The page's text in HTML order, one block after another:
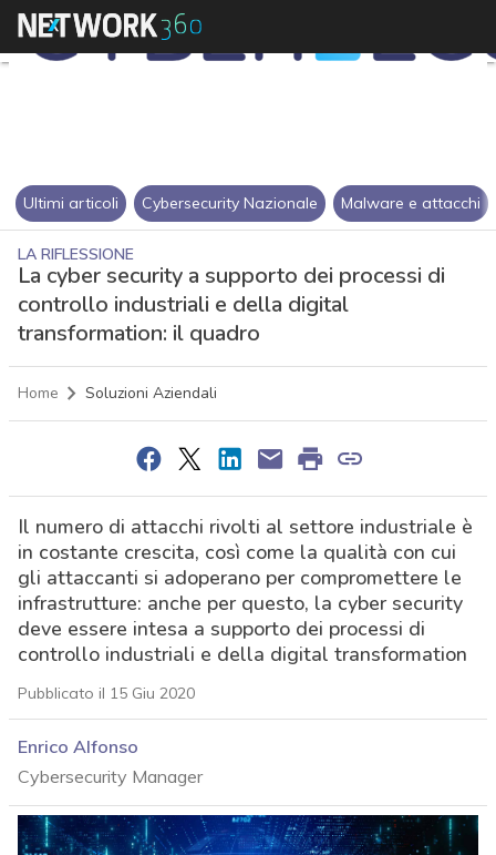
Ultimi articoli Cybersecurity Nazionale Malware e attacchi
LA RIFLESSIONE
La cyber security a supporto dei processi di
controllo industriali e della digital
transformation: il quadro
Home Soluzioni Aziendali
Il numero di attacchi rivolti al settore industriale è
in costante crescita, così come la qualità con cui
gli attaccanti si adoperano per compromettere le
infrastrutture: anche per questo, la cyber security
deve essere intesa a supporto dei processi di
controllo industriali e della digital transformation
Pubblicato il 15 Giu 2020
Enrico Alfonso
Cybersecurity Manager